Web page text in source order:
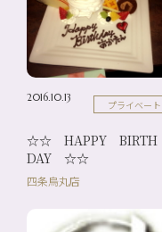
2016.10.13
プライベート
☆☆ HAPPY BIRTH
DAY ☆☆
四条烏丸店